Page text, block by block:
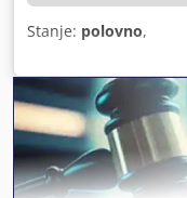
Stanje: polovno,